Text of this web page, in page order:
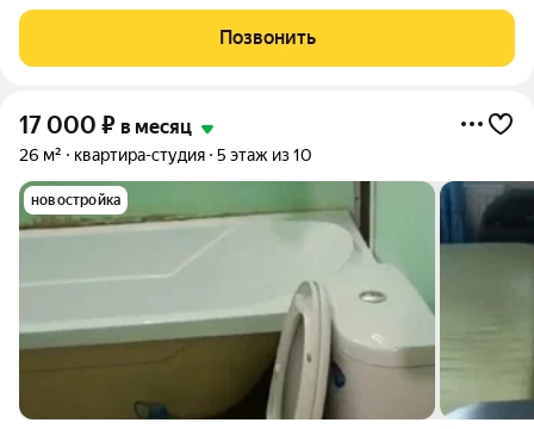
Позвонить
17 000 ₽ в месяц
26 м² квартира-студия 5 этаж из 10
новостройка